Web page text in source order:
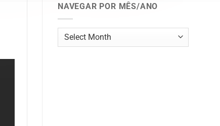
NAVEGAR POR MÊS/ANO
Navegar
por